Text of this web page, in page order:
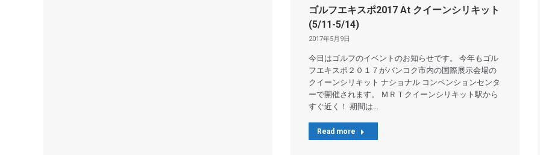
ゴルフエキスポ2017 At クイーンシリキット
(5/11-5/14)
2017年5月9日
今日はゴルフのイベントのお知らせです。 今年もゴル
フエキスポ２０１７がバンコク市内の国際展示会場の
クイーンシリキット ナショナル コンペンションセンタ
ーで開催されます。 ＭＲＴクイーンシリキット駅から
すぐ近く！ 期間は…
Read more